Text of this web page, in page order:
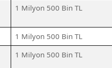
1 Milyon 500 Bin TL
1 Milyon 500 Bin TL
1 Milyon 500 Bin TL